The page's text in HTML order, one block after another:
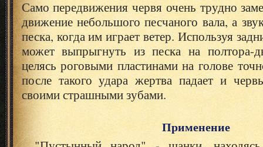
Само передвижения червя очень трудно
движение небольшого песчаного вала, а
песка, когда им играет ветер. Используя
может выпрыгнуть из песка на полтора-
целясь роговыми пластинами на голове
после такого удара жертва падает и
своими страшными зубами.
Применение